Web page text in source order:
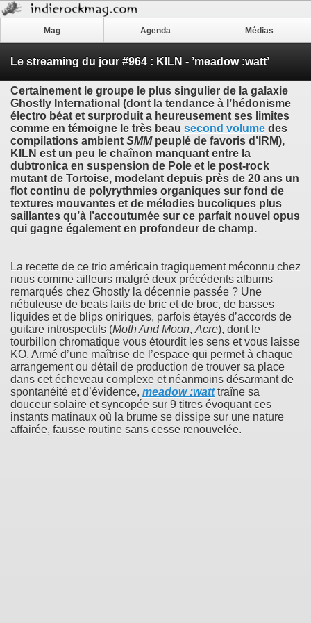
Mag Agenda Médias
Le streaming du jour #964 : KILN - ’meadow​ :​watt’
Certainement le groupe le plus singulier de la galaxie
Ghostly International (dont la tendance à l’hédonisme
électro béat et surproduit a heureusement ses limites
comme en témoigne le très beau second volume des
compilations ambient SMM peuplé de favoris d’IRM),
KILN est un peu le chaînon manquant entre la
dubtronica en suspension de Pole et le post-rock
mutant de Tortoise, modelant depuis près de 20 ans un
flot continu de polyrythmies organiques sur fond de
textures mouvantes et de mélodies bucoliques plus
saillantes qu’à l’accoutumée sur ce parfait nouvel opus
qui gagne également en profondeur de champ.
La recette de ce trio américain tragiquement méconnu chez
nous comme ailleurs malgré deux précédents albums
remarqués chez Ghostly la décennie passée ? Une
nébuleuse de beats faits de bric et de broc, de basses
liquides et de blips oniriques, parfois étayés d’accords de
guitare introspectifs (Moth And Moon, Acre), dont le
tourbillon chromatique vous étourdit les sens et vous laisse
KO. Armé d’une maîtrise de l’espace qui permet à chaque
arrangement ou détail de production de trouver sa place
dans cet écheveau complexe et néanmoins désarmant de
spontanéité et d’évidence, meadow​ :​watt traîne sa
douceur solaire et syncopée sur 9 titres évoquant ces
instants matinaux où la brume se dissipe sur une nature
affairée, fausse routine sans cesse renouvelée.